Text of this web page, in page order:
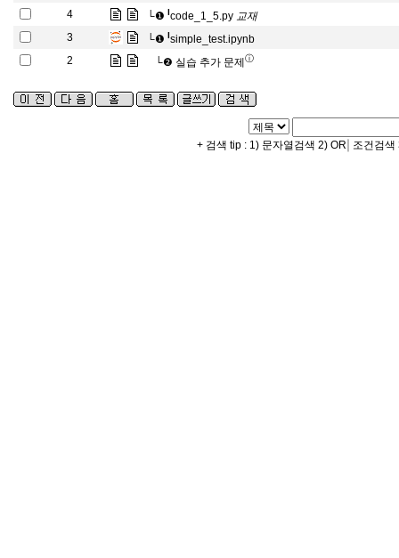
4 └❶ lcode_1_5.py 재
3 └❶ lsimple_test.ipynb
2
└❷ 실습 추가 문제 ⓘ
+ 검색 tip : 1) 문자열검색 2) OR| 조건검색